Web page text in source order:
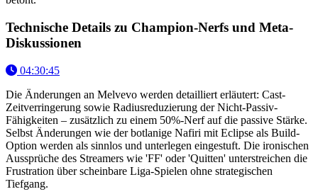
Technische Details zu Champion-Nerfs und Meta-
Diskussionen
04:30:45
Die Änderungen an Melvevo werden detailliert erläutert: Cast-
Zeitverringerung sowie Radiusreduzierung der Nicht-Passiv-
Fähigkeiten – zusätzlich zu einem 50%-Nerf auf die passive Stärke.
Selbst Änderungen wie der botlanige Nafiri mit Eclipse als Build-
Option werden als sinnlos und unterlegen eingestuft. Die ironischen
Aussprüche des Streamers wie 'FF' oder 'Quitten' unterstreichen die
Frustration über scheinbare Liga-Spielen ohne strategischen
Tiefgang.